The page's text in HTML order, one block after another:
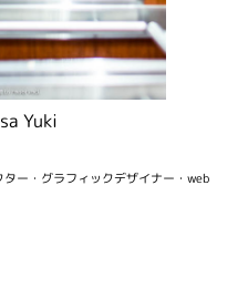
Yuki
ー・グラフィックデザイナー・web